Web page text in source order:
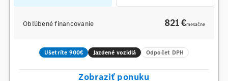
Obľúbené financovanie 821 €mesačne
Ušetríte 900€ Jazdené vozidlá Odpočet DPH
Zobraziť ponuku